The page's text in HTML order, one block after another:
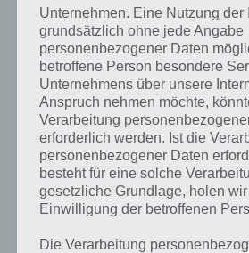
mit zwei Fingen den Fahrstuhl anklicken
rechts ziehen, damit auch hier die Tür des
einsteigen könnt.
Unternehmen. Eine Nutzung der
grundsätzlich ohne jede Angabe
personenbezogener Daten
betroffene Person besondere
Unternehmens über unsere
Anspruch nehmen möchte,
Verarbeitung
erforderlich werden. Ist die
personenbezogener Daten
besteht für eine solche
gesetzliche Grundlage, holen
Einwilligung der betroffenen
Die Verarbeitung